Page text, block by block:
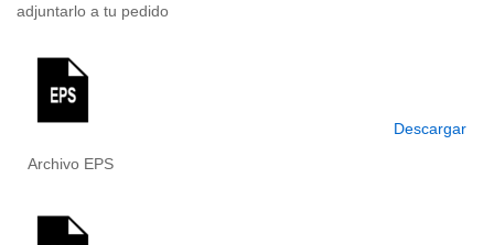
adjuntarlo a tu pedido
Archivo EPS
Descargar